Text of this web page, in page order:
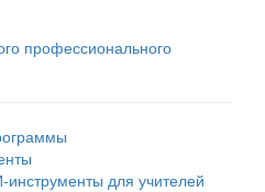
профессионального
для учителей